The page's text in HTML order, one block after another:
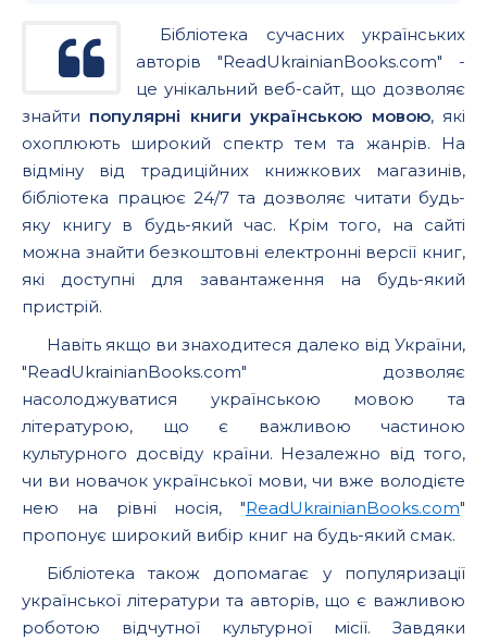
Бібліотека сучасних українських
авторів "ReadUkrainianBooks.com" -
це унікальний веб-сайт, що дозволяє
знайти популярні книги українською мовою, які
охоплюють широкий спектр тем та жанрів. На
відміну від традиційних книжкових магазинів,
бібліотека працює 24/7 та дозволяє читати будь-
яку книгу в будь-який час. Крім того, на сайті
можна знайти безкоштовні електронні версії книг,
які доступні для завантаження на будь-який
пристрій.
Навіть якщо ви знаходитеся далеко від України,
"ReadUkrainianBooks.com" дозволяє
насолоджуватися українською мовою та
літературою, що є важливою частиною
культурного досвіду країни. Незалежно від того,
чи ви новачок української мови, чи вже володієте
нею на рівні носія, "ReadUkrainianBooks.com"
пропонує широкий вибір книг на будь-який смак.
Бібліотека також допомагає у популяризації
української літератури та авторів, що є важливою
роботою відчутної культурної місії. Завдяки